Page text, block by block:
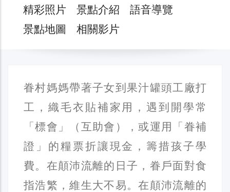
精彩照片 景點介紹
語音導覽
景點地圖
相關影片
眷村媽媽帶著子女到果汁罐頭工廠打
工，織毛衣貼補家用，遇到開學常
「標會」（互助會），或運用「眷補
證」的糧票折讓現金，籌措孩子學
費。在顛沛流離的日子，眷戶面對食
指浩繁，維生大不易。在顛沛流離的